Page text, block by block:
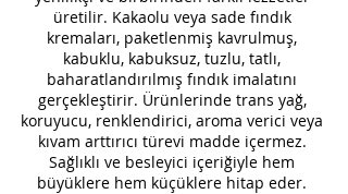
üretilir. Kakaolu veya sade fındık
kremaları, paketlenmiş kavrulmuş,
kabuklu, kabuksuz, tuzlu, tatlı,
baharatlandırılmış fındık imalatını
gerçekleştirir. Ürünlerinde trans yağ,
koruyucu, renklendirici, aroma verici veya
kıvam arttırıcı türevi madde içermez.
Sağlıklı ve besleyici içeriğiyle hem
büyüklere hem küçüklere hitap eder.